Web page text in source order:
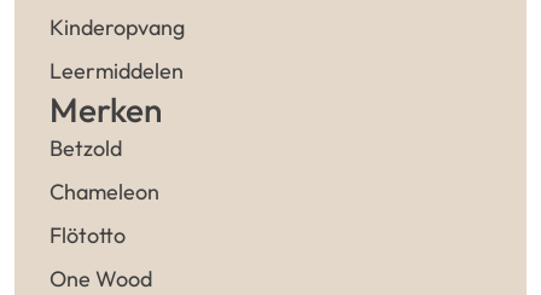
Kinderopvang
Leermiddelen
Merken
Betzold
Chameleon
Flötotto
One Wood